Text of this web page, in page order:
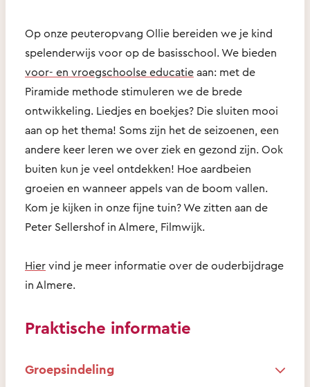
Op onze peuteropvang Ollie bereiden we je kind
spelenderwijs voor op de basisschool. We bieden
voor- en vroegschoolse educatie aan: met de
Piramide methode stimuleren we de brede
ontwikkeling. Liedjes en boekjes? Die sluiten mooi
aan op het thema! Soms zijn het de seizoenen, een
andere keer leren we over ziek en gezond zijn. Ook
buiten kun je veel ontdekken! Hoe aardbeien
groeien en wanneer appels van de boom vallen.
Kom je kijken in onze fijne tuin? We zitten aan de
Peter Sellershof in Almere, Filmwijk.
Hier vind je meer informatie over de ouderbijdrage
in Almere.
Praktische informatie
Groepsindeling